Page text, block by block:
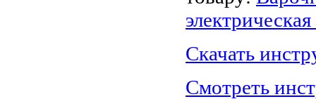
Скачать
Смотреть